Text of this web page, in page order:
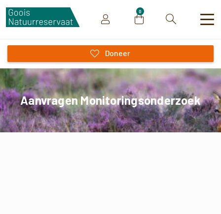
0
Zoeken
Doneer
Aanvragen Monitoringsonderzoek